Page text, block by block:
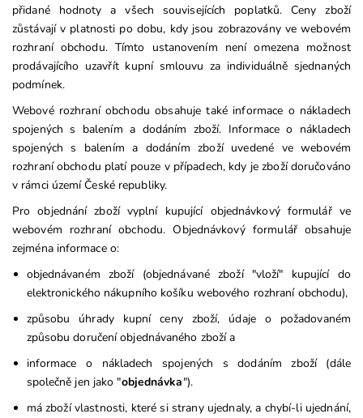
přidané hodnoty a všech souvisejících poplatků. Ceny zboží
zůstávají v platnosti po dobu, kdy jsou zobrazovány ve webovém
rozhraní obchodu. Tímto ustanovením není omezena možnost
prodávajícího uzavřít kupní smlouvu za individuálně sjednaných
podmínek.
Webové rozhraní obchodu obsahuje také informace o nákladech
spojených s balením a dodáním zboží. Informace o nákladech
spojených s balením a dodáním zboží uvedené ve webovém
rozhraní obchodu platí pouze v případech, kdy je zboží doručováno
v rámci území České republiky.
Pro objednání zboží vyplní kupující objednávkový formulář ve
webovém rozhraní obchodu. Objednávkový formulář obsahuje
zejména informace o:
objednávaném zboží (objednávané zboží "vloží" kupující do
elektronického nákupního košíku webového rozhraní obchodu),
způsobu úhrady kupní ceny zboží, údaje o požadovaném
způsobu doručení objednávaného zboží a
informace o nákladech spojených s dodáním zboží (dále
společně jen jako "objednávka").
má zboží vlastnosti, které si strany ujednaly, a chybí-li ujednání,